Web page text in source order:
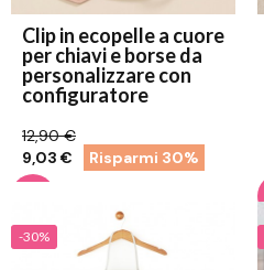
Clip in ecopelle a cuore
per chiavi e borse da
personalizzare con
configuratore
12,90 €
9,03 €
Risparmi 30%
-30%